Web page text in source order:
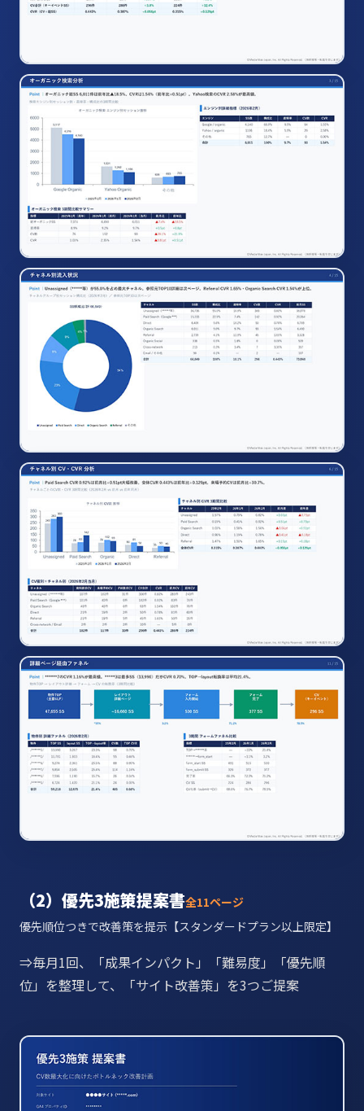
（2）優先3施策提案書全11ページ
優先順位つきで改善策を提示【スタンダードプラン以上限定】
⇒毎月1回、「成果インパクト」「難易度」「優先順
位」を整理して、「サイト改善策」を3つご提案